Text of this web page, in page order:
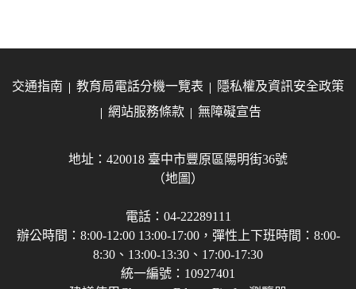
交通指南 教育局電話分機一覽表
隱私權及資訊安全政策
網站服務條款
無障礙宣告
地址：420018 臺中市豐原區陽明街36號
（地圖）
電話：04-22289111
辦公時間：8:00-12:00 13:00-17:00，彈性上下班時間：8:00-
8:30、13:00-13:30、17:00-17:30
統一編號：10927401